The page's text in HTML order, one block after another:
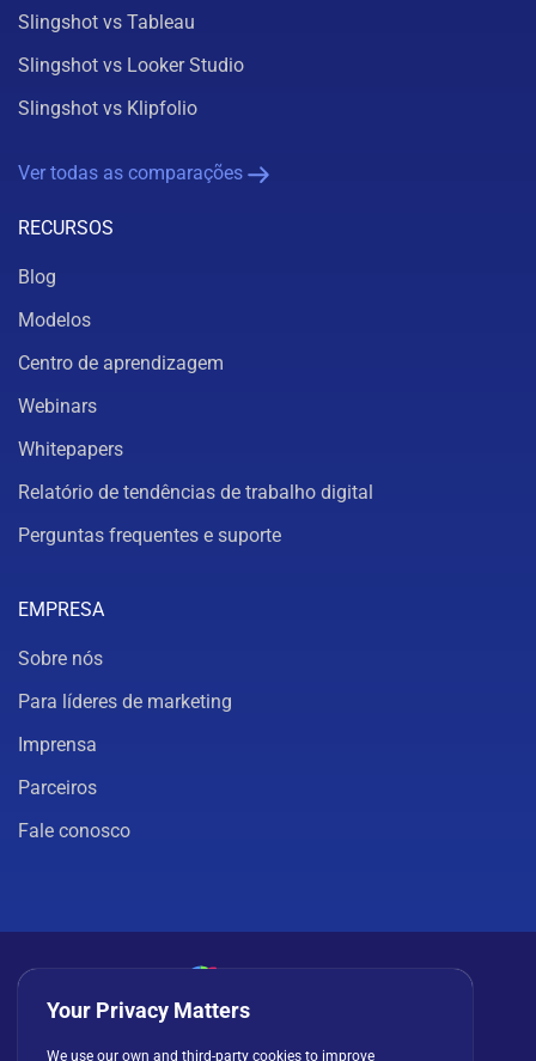
Slingshot vs Tableau
Slingshot vs Looker Studio
Slingshot vs Klipfolio
Ver todas as comparações
RECURSOS
Blog
Modelos
Centro de aprendizagem
Webinars
Whitepapers
Relatório de tendências de trabalho digital
Perguntas frequentes e suporte
EMPRESA
Sobre nós
Para líderes de marketing
Imprensa
Parceiros
Fale conosco
Política de privacidade Cookies
Your Privacy Matters
We use our own and third-party cookies to improve